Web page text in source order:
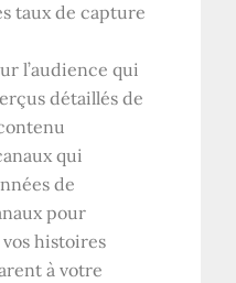
taux de capture
l’audience qui
détaillés de
qui
de
pour
histoires
à votre